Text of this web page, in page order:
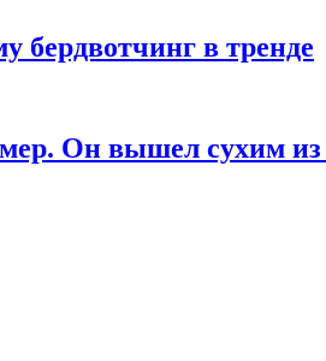
бердвотчинг в тренде
Он вышел сухим из